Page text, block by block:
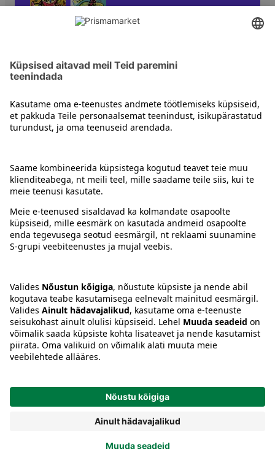
Pliiatsid ja kirjutusvahendid
Juhised
Tingimused
Keel:ETENRU